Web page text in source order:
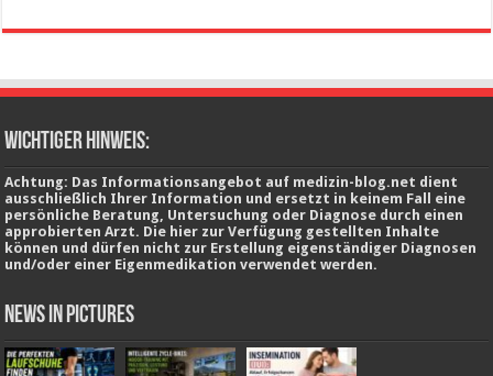
wichtiger Hinweis:
Achtung: Das Informationsangebot auf medizin-blog.net dient
ausschließlich Ihrer Information und ersetzt in keinem Fall eine
persönliche Beratung, Untersuchung oder Diagnose durch einen
approbierten Arzt. Die hier zur Verfügung gestellten Inhalte
können und dürfen nicht zur Erstellung eigenständiger Diagnosen
und/oder einer Eigenmedikation verwendet werden.
News in Pictures